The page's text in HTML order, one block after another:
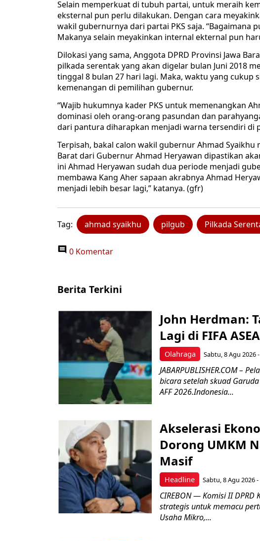
Selain memperkuat di tubuh partai, untuk meraih
eksternal pun perlu dilakukan. Dengan cara
wakil gubernurnya dari partai PKS saja. “Bagaimana
Makanya selain meyakinkan internal ekternal pun
Dilokasi yang sama, Anggota DPRD Provinsi Jawa
pilkada serentak yang akan digelar bulan Juni 2018
tinggal 8 bulan 27 hari lagi. Maka, waktu yang
kemenangan di pemilihan gubernur.
“Wajib hukumnya kader PKS untuk memenangkan
dominasi oleh orang-orang pasundan dan
dari pantura diharapkan menjadi warna tersendiri di
Terpisah, bakal calon wakil gubernur Ahmad
Barat dari Gubernur Ahmad Heryawan dipastikan
ini Ahmad Heryawan sudah dua periode menjadi
membawa Kang Aher sapaan akrabnya Ahmad
menjadi lebih besar lagi,” katanya. (gfr)
Tag: ahmad syaikhu pilgub Pilkada
0 Komentar
Berita Terkini
Olahraga
John Herdman:
Lagi di FIFA
Sabtu, 8 Agu 2026
JABARPUBLISHER.COM –
bicara setelah skuad
AFF 2026.Indonesia...
Headline
Akselerasi
Dorong UMKM
Masif
Sabtu, 8 Agu 2026 -
CIREBON — Komisi II
strategis untuk memacu
Usaha Mikro,...